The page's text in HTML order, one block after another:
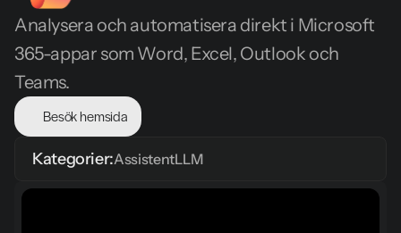
Analysera och automatisera direkt i Microsoft
365-appar som Word, Excel, Outlook och
Teams.
Besök hemsida
Kategorier:AssistentLLM